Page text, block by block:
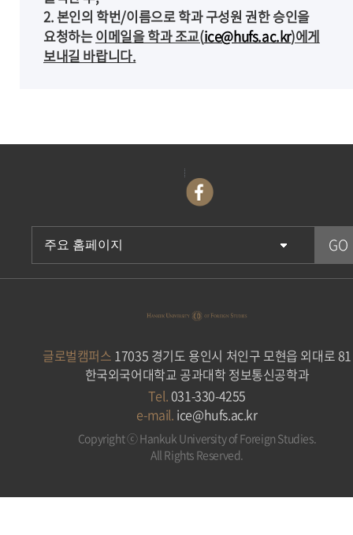
2. 본인의 학번/이름으로 학과 구성원 권한 승인을
요청하는이메일을 학과 조교(ice@hufs.ac.kr)에게
보내길 바랍니다.
글로벌캠퍼스 17035 경기도 용인시 처인구 모현읍 외대로 81
한국외국어대학교 공과대학 정보통신공학과
Tel.031-330-4255
e-mail. ice@hufs.ac.kr
Copyright ⓒ Hankuk University of Foreign Studies.
All Rights Reserved.